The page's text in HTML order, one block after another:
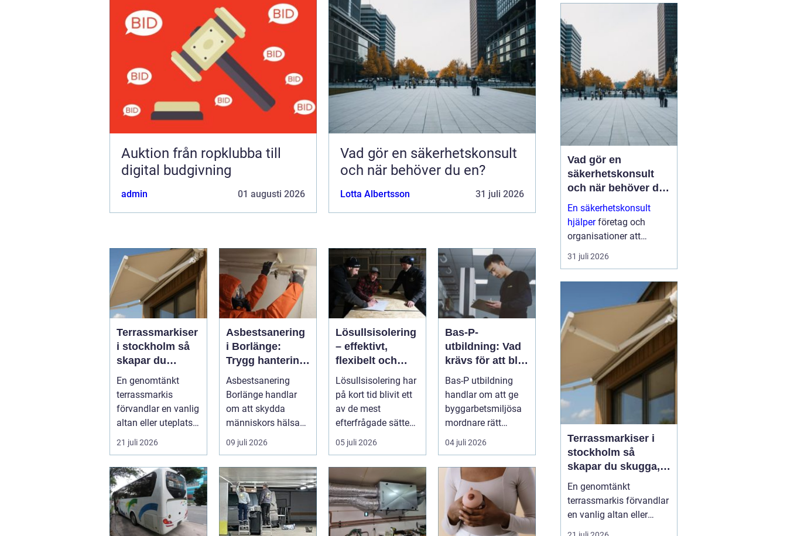
Auktion från ropklubba till
digital budgivning
admin 01 augusti 2026
Vad gör en säkerhetskonsult
och när behöver du en?
Lotta Albertsson 31 juli 2026
Terrassmarkiser
i stockholm så
skapar du
skugga, stil och
komfort på
uteplatsen
En genomtänkt
terrassmarkis
förvandlar en vanlig
altan eller uteplats
till ett extra rum
under somma...
21 juli 2026
Asbestsanering
i Borlänge:
Trygg hantering
av farliga fibrer
Asbestsanering
Borlänge handlar
om att skydda
människors hälsa
och skapa säkra
m...
09 juli 2026
Lösullsisolering
– effektivt,
flexibelt och
klimatsmart
Lösullsisolering har
på kort tid blivit ett
av de mest
efterfrågade sätten
att...
05 juli 2026
Bas-P-
utbildning: Vad
krävs för att bli
byggarbetsmiljö
samordnare?
Bas-P utbildning
handlar om att ge
byggarbetsmiljösa
mordnare rätt
kunskap för att
pla...
04 juli 2026
har förändrats, men
kärnan är densamma:
mötet mellan säljare
som vill få u...
Vad gör en
säkerhetskonsult
och när behöver du
en?
En säkerhetskonsult
hjälperföretag och
organisationer att
förebygga inbrott,
sabotage och andra
och verksamheter. Fokus
ligger på fysisk säkerhet:
väggar, dörrar, glas, p...
31 juli 2026
Terrassmarkiser i
stockholm så
skapar du skugga,
stil och komfort på
uteplatsen
En genomtänkt
terrassmarkis förvandlar
en vanlig altan eller
uteplats till ett extra rum